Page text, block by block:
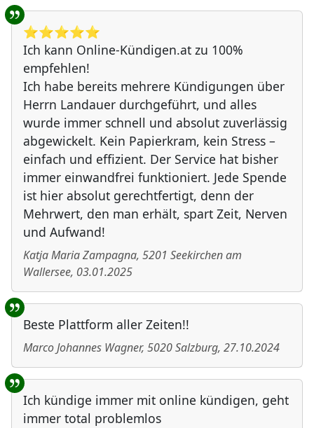
⭐️⭐️⭐️⭐️⭐️
Ich kann Online-Kündigen.at zu 100%
empfehlen!
Ich habe bereits mehrere Kündigungen über
Herrn Landauer durchgeführt, und alles
wurde immer schnell und absolut zuverlässig
abgewickelt. Kein Papierkram, kein Stress –
einfach und effizient. Der Service hat bisher
immer einwandfrei funktioniert. Jede Spende
ist hier absolut gerechtfertigt, denn der
Mehrwert, den man erhält, spart Zeit, Nerven
und Aufwand!
Katja Maria Zampagna, 5201 Seekirchen am
Wallersee, 03.01.2025
Beste Plattform aller Zeiten!!
Marco Johannes Wagner, 5020Salzburg, 27.10.2024
Ich kündige immer mit online kündigen, geht
immer total problemlos